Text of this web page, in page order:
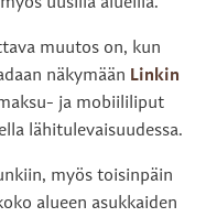
uusilla alueilla.
muutos on, kun
näkymään Linkin
ja mobiililiput
lähitulevaisuudessa.
myös toisinpäin
alueen asukkaiden